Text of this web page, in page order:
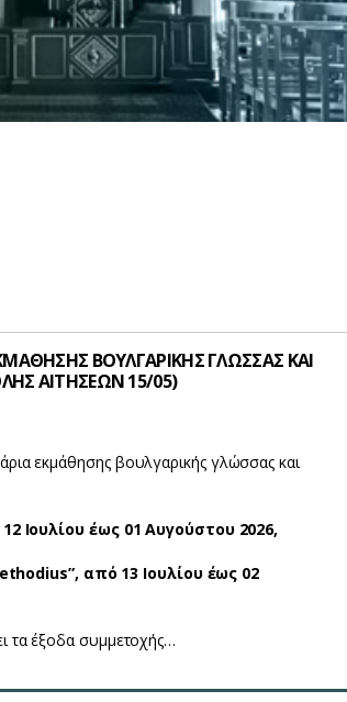
ΒΟΥΛΓΑΡΙΚΗΣ ΓΛΩΣΣΑΣ ΚΑΙ
ΑΙΤΗΣΕΩΝ 15/05)
εκμάθησης βουλγαρικής γλώσσας και
Ιουλίου έως 01 Αυγούστου 2026,
από 13 Ιουλίου έως 02
τα έξοδα συμμετοχής…